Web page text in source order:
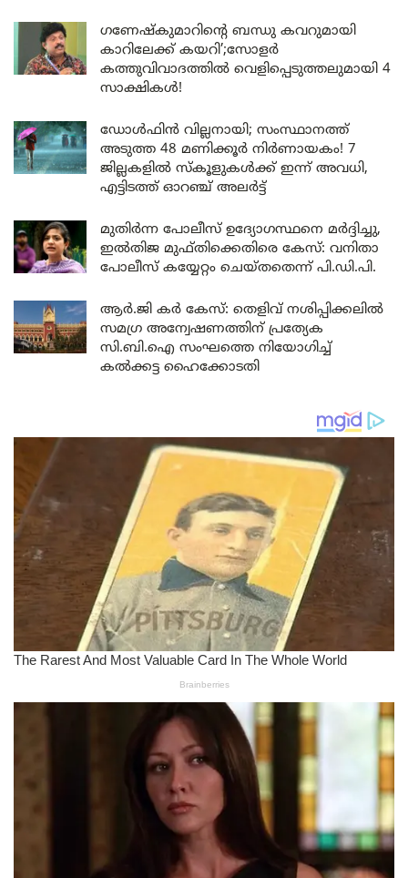
ഗണേഷ്കുമാറിന്റെ ബന്ധു കവറുമായി
കാറിലേക്ക് കയറി’;സോളർ
കത്തുവിവാദത്തിൽ വെളിപ്പെടുത്തലുമായി 4
സാക്ഷികൾ!
ഡോൾഫിൻ വില്ലനായി; സംസ്ഥാനത്ത്
അടുത്ത 48 മണിക്കൂർ നിർണായകം! 7
ജില്ലകളിൽ സ്കൂളുകൾക്ക് ഇന്ന് അവധി,
എട്ടിടത്ത് ഓറഞ്ച് അലർട്ട്
മുതിർന്ന പോലീസ് ഉദ്യോഗസ്ഥനെ മർദ്ദിച്ചു,
ഇൽതിജ മുഫ്തിക്കെതിരെ കേസ്: വനിതാ
പോലീസ് കയ്യേറ്റം ചെയ്തതെന്ന് പി.ഡി.പി.
ആർ.ജി കർ കേസ്: തെളിവ് നശിപ്പിക്കലിൽ
സമഗ്ര അന്വേഷണത്തിന് പ്രത്യേക
സി.ബി.ഐ സംഘത്തെ നിയോഗിച്ച്
കൽക്കട്ട ഹൈക്കോടതി